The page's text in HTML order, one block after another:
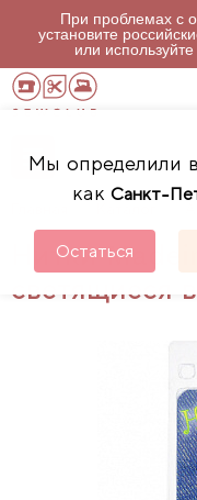
При проблемах с
установите
или
Мы определили
как Санкт-
Остаться
Нитки
светящиеся